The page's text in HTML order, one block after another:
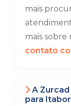
mais
mais sobre
contato
A
para